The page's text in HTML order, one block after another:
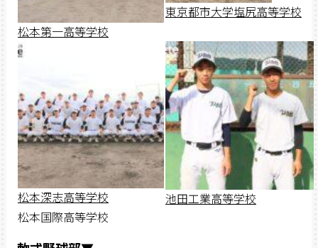
松本第一高等学校
東京都市大学塩尻高等学校
松本深志高等学校
池田工業高等学校
松本国際高等学校